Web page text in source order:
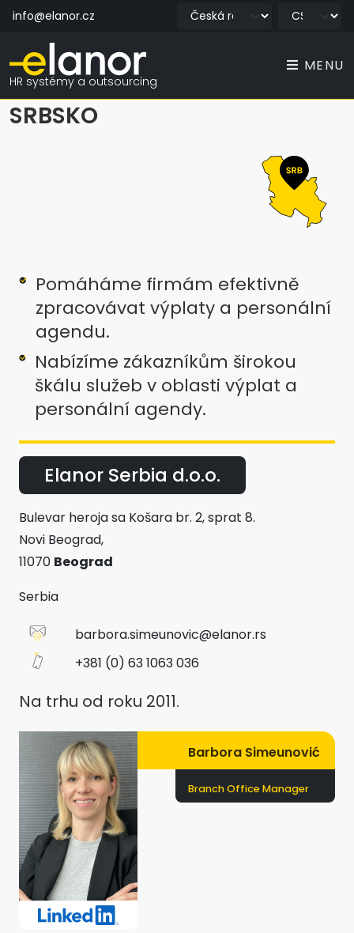
info@elanor.cz
HR systémy a outsourcing
MENU
SRBSKO
Pomáháme firmám efektivně
zpracovávat výplaty a personální
agendu.
Nabízíme zákazníkům širokou
škálu služeb v oblasti výplat a
personální agendy.
Elanor Serbia d.o.o.
Bulevar heroja sa Košara br. 2, sprat 8.
Novi Beograd,
11070 Beograd
Serbia
barbora.simeunovic@elanor.rs
+381 (0) 63 1063 036
Na trhu od roku 2011.
Barbora Simeunović
Branch Office Manager